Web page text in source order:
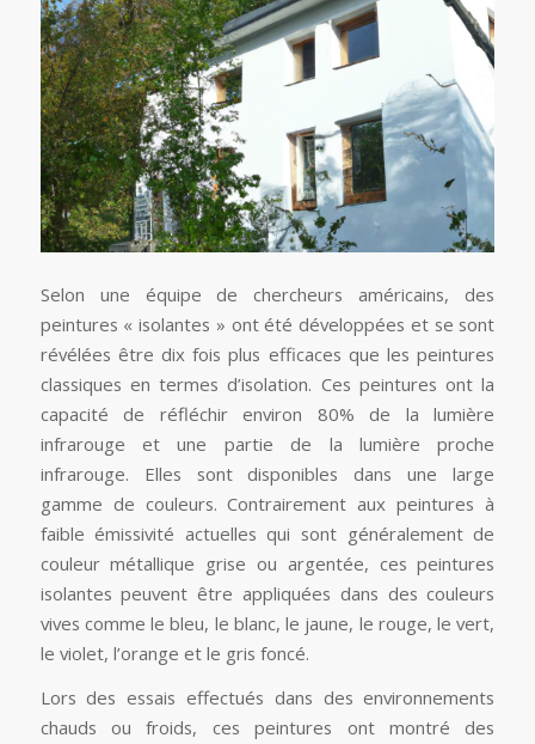
Selon une équipe de chercheurs américains, des
peintures « isolantes » ont été développées et se sont
révélées être dix fois plus efficaces que les peintures
classiques en termes d’isolation. Ces peintures ont la
capacité de réfléchir environ 80% de la lumière
infrarouge et une partie de la lumière proche
infrarouge. Elles sont disponibles dans une large
gamme de couleurs. Contrairement aux peintures à
faible émissivité actuelles qui sont généralement de
couleur métallique grise ou argentée, ces peintures
isolantes peuvent être appliquées dans des couleurs
vives comme le bleu, le blanc, le jaune, le rouge, le vert,
le violet, l’orange et le gris foncé.
Lors des essais effectués dans des environnements
chauds ou froids, ces peintures ont montré des